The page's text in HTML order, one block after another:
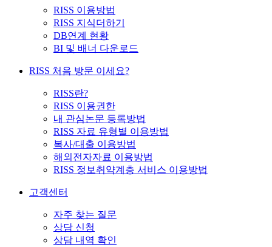
RISS 이용방법
RISS 지식더하기
DB연계 현황
BI 및 배너 다운로드
RISS 처음 방문 이세요?
RISS란?
RISS 이용권한
내 관심논문 등록방법
RISS 자료 유형별 이용방법
복사/대출 이용방법
해외전자자료 이용방법
RISS 정보취약계층 서비스 이용방법
고객센터
자주 찾는 질문
상담 신청
상담 내역 확인